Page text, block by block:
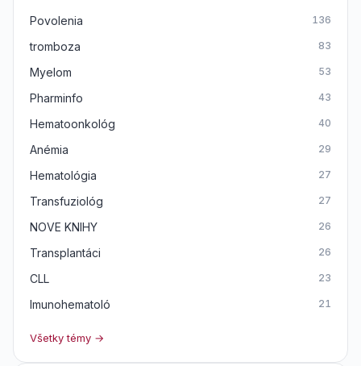
Povolenia 136
tromboza 83
Myelom 53
Pharminfo 43
Hematoonkológ 40
Anémia 29
Hematológia 27
Transfuziológ 27
NOVE KNIHY 26
Transplantáci 26
CLL 23
Imunohematoló 21
Všetky témy →